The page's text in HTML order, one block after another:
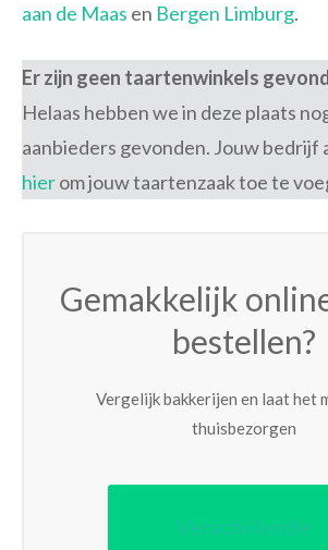
aan de Maas en Bergen Limburg.
Er zijn geen taartenwinkels
Helaas hebben we in deze plaats
aanbieders gevonden. Jouw bedrijf
hierom jouw taartenzaak toe te
Gemakkelijk
bestellen?
Vergelijk bakkerijen en laat het
thuisbezorgen
Verschillende